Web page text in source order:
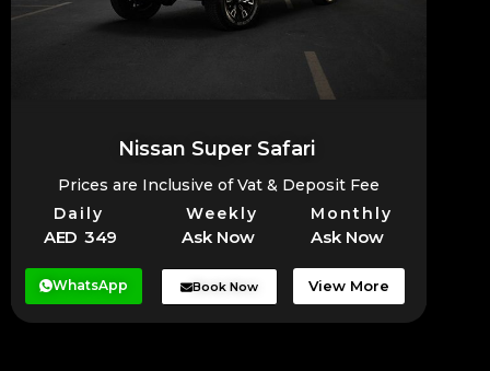
Nissan Super Safari
Prices are Inclusive of Vat & Deposit Fee
Daily
Weekly Monthly
AED 349 Ask Now Ask Now
WhatsApp Book Now View More